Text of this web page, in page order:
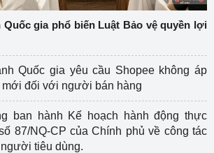
Quốc gia phổ biến Luật Bảo vệ quyền lợi
Quốc gia yêu cầu Shopee không áp
mới đối với người bán hàng
ban hành Kế hoạch hành động thực
87/NQ-CP của Chính phủ về công tác
tiêu dùng.